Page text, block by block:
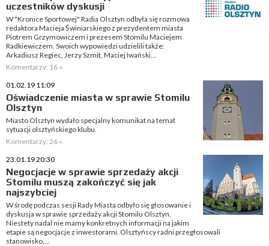
uczestników dyskusji
W "Kronice Sportowej" Radia Olsztyn odbyła się rozmowa
redaktora Macieja Świniarskiego z prezydentem miasta
Piotrem Grzymowiczem i prezesem Stomilu Maciejem
Radkiewiczem. Swoich wypowiedzi udzielili także:
Arkadiusz Regiec, Jerzy Szmit, Maciej Iwański...
Komentarzy: 16 »
01.02.19 11:09
Oświadczenie miasta w sprawie Stomilu
Olsztyn
Miasto Olsztyn wydało specjalny komunikat na temat
sytuacji olsztyńskiego klubu.
Komentarzy: 26 »
23.01.19 20:30
Negocjacje w sprawie sprzedaży akcji
Stomilu muszą zakończyć się jak
najszybciej
W środę podczas sesji Rady Miasta odbyło się głosowanie i
dyskusja w sprawie sprzedaży akcji Stomilu Olsztyn.
Niestety nadal nie mamy konkretnych informacji na jakim
etapie są negocjacje z inwestorami. Olsztyńscy radni przegłosowali
stanowisko,...